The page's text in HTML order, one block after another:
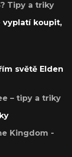
Tipy a triky
vyplatí koupit,
světě Elden
– tipy a triky
Kingdom -